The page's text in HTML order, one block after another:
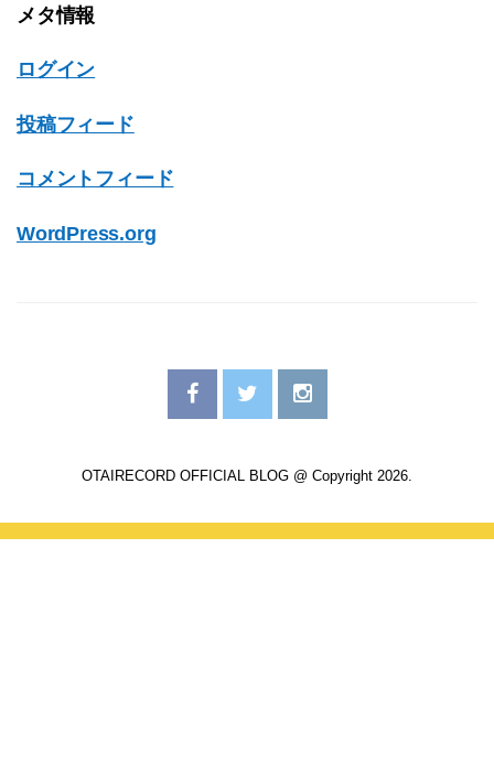
メタ情報
ログイン
投稿フィード
コメントフィード
WordPress.org
OTAIRECORD OFFICIAL BLOG @ Copyright 2026.